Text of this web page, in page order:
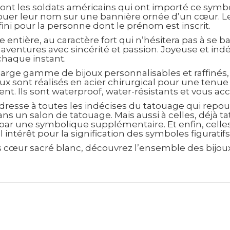
les soldats américains qui ont importé ce
leur nom sur une bannière ornée d’un cœur.
pour la personne dont le prénom est inscrit.
au caractère fort qui n’hésitera pas à se
avec sincérité et passion. Joyeuse et
instant.
gamme de bijoux personnalisables et
sont réalisés en acier chirurgical pour une
Ils sont waterproof, water-résistants et vous
à toutes les indécises du tatouage qui
un salon de tatouage. Mais aussi à celles, déjà
une symbolique supplémentaire. Et enfin,
pour la signification des symboles
cœur sacré blanc, découvrez l’ensemble des